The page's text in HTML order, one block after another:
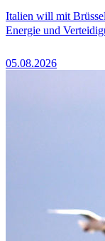
Italien will mit
Energie und
05.08.2026